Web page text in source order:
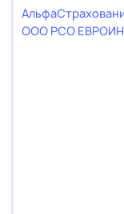
ООО РСО